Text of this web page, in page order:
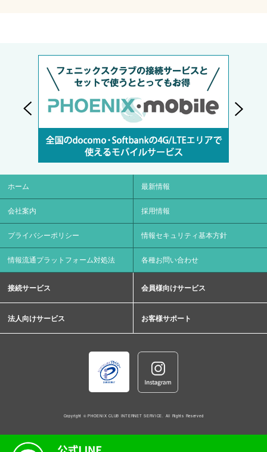
ホーム 最新情報
会社案内 採用情報
プライバシーポリシー 情報セキュリティ基本方針
情報流通プラットフォーム対処法 各種お問い合わせ
接続サービス 会員様向けサービス
法人向けサービス お客様サポート
Copyright © PHOENIX CLUB INTERNET SERVICE. All Rights Reserved